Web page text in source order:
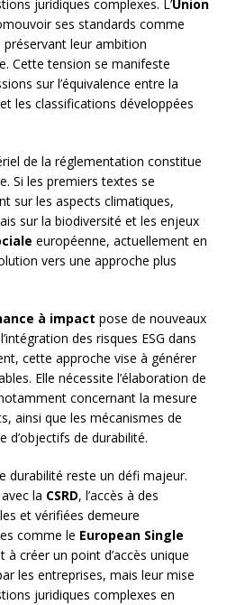
juridiques complexes. L’Union
ses standards comme
leur ambition
Cette tension se manifeste
sur l’équivalence entre la
et les classifications développées
de la réglementation constitue
Si les premiers textes se
sur les aspects climatiques,
sur la biodiversité et les enjeux
européenne, actuellement en
vers une approche plus
à impact pose de nouveaux
des risques ESG dans
cette approche vise à générer
Elle nécessite l’élaboration de
concernant la mesure
ainsi que les mécanismes de
d’objectifs de durabilité.
durabilité reste un défi majeur.
la CSRD, l’accès à des
et vérifiées demeure
comme le European Single
à créer un point d’accès unique
les entreprises, mais leur mise
juridiques complexes en